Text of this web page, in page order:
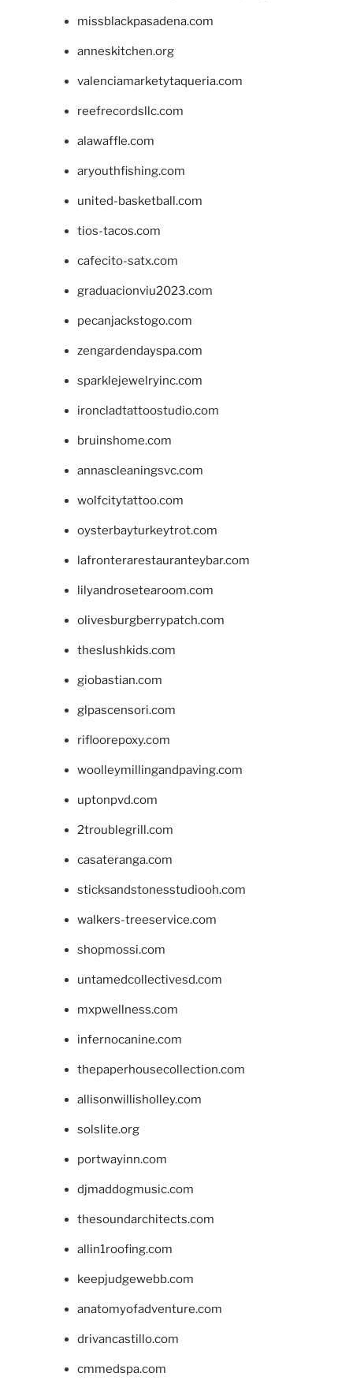
missblackpasadena.com
anneskitchen.org
valenciamarketytaqueria.com
reefrecordsllc.com
alawaffle.com
aryouthfishing.com
united-basketball.com
tios-tacos.com
cafecito-satx.com
graduacionviu2023.com
pecanjackstogo.com
zengardendayspa.com
sparklejewelryinc.com
ironcladtattoostudio.com
bruinshome.com
annascleaningsvc.com
wolfcitytattoo.com
oysterbayturkeytrot.com
lafronterarestauranteybar.com
lilyandrosetearoom.com
olivesburgberrypatch.com
theslushkids.com
giobastian.com
glpascensori.com
rifloorepoxy.com
woolleymillingandpaving.com
uptonpvd.com
2troublegrill.com
casateranga.com
sticksandstonesstudiooh.com
walkers-treeservice.com
shopmossi.com
untamedcollectivesd.com
mxpwellness.com
infernocanine.com
thepaperhousecollection.com
allisonwillisholley.com
solslite.org
portwayinn.com
djmaddogmusic.com
thesoundarchitects.com
allin1roofing.com
keepjudgewebb.com
anatomyofadventure.com
drivancastillo.com
cmmedspa.com